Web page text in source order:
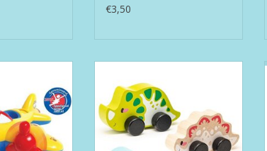
€3,50
TOEVOEGEN AAN WINKELWAGEN